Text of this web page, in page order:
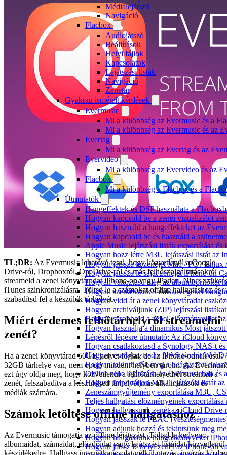
Médialejátszó
Navigáció
Flacbox
Audiojátszó
Beállítások
Helyi fájlok
Kapcsolatok
Lejátszási listák
Navigáció
Zenetár
Gyakran ismételt kérdések
Evermusic
Mi a különbség az Evermusic és a
Mi a különbség az Evermusic és az
Evertag
Mi a különbség az Evertag és az
Evervideo
Mi a különbség az Evervideo és az
Flacbox
Mi a különbség a Flacbox és a
Útmutatók
Hangeffektek és DSP használata a
Hogyan kapcsold be a zenei vizualizálót
Hogyan használd a hangeffekteket az
Hogyan kapcsold be és használd a
Apple Music lejátszási listák exportálása és
Hogyan hozz létre M3U lejátszási listát az
Hogyan játssza le zenéjét Mac / PC /
Hogyan játssza le saját zenéjét iPhone-on
Hogyan változtasd meg az albumborítókat
Hogyan szerkesszük a dalszövegeket
Hogyan vidd át a zenei könyvtáradat
Hogyan archiváljunk (ZIP) lejátszási
Hogyan scrobbold a zenei előzményeidet
Hogyan használja a dinamikus Most
Lépésről lépésre útmutató: Az iCloud
Hogyan csatlakoztasd a Synology NAS-t
Hogyan csatlakoztasd a NAS tárolót
Hogyan tekinthetők meg a beágyazott
Offline zene lejátszása az Evermusicban
Hogyan importáljon M3U lejátszási listát az
Zeneszámgyűjtemény exportálása M3U,
Teljes hallgatási előzményeinek
Hogyan hallgassunk zenét az iCloud
Hogyan játsszak le FLAC
Hogyan adjunk hozzá és tekintsünk meg
Hogyan hallgassunk hangoskönyveket
Hogyan játssz le helyi zenét az iPhone-on
TL;DR: Az Evermusic lehetővé teszi, hogy közvetlenül a Google
Drive-ról, Dropboxról, OneDrive-ról és más felhőszolgáltatásokról
streameld a zenei könyvtáradat iPhone-on vagy iPaden. Nincs
iTunes szinkronizálásra. Töltsd le a számokat offline hallgatáshoz és
szabadítsd fel a készülék tárhelyét.
Miért érdemes felhőtárhelyről streamelni
zenét?
Ha a zenei könyvtárad 50GB helyet foglal, de az iPhone-odnak csak
32GB tárhelye van, nem opció mindent helyben tárolni. Az
ezt úgy oldja meg, hogy közvetlenül a felhőtárhelyedről streameli a
zenét, felszabadítva a készüléked tárhelyét más alkalmazások és
médiák számára.
Számok letöltése offline hallgatáshoz
Az Evermusic támogatja az offline lejátszást. Töltsd le kedvenc
albumaidat, számaidat, előadóidat vagy lejátszási listáidat közvetlenül